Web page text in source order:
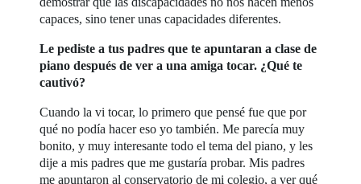
capaces, sino tener unas capacidades diferentes.
Le pediste a tus padres que te apuntaran a clase de
piano después de ver a una amiga tocar. ¿Qué te
cautivó?
Cuando la vi tocar, lo primero que pensé fue que por
qué no podía hacer eso yo también. Me parecía muy
bonito, y muy interesante todo el tema del piano, y les
dije a mis padres que me gustaría probar. Mis padres
me apuntaron al conservatorio de mi colegio, a ver qué